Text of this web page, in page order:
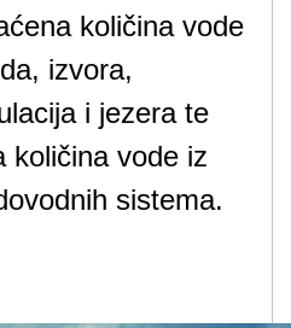
količina vode
izvora,
i jezera te
količina vode iz
sistema.